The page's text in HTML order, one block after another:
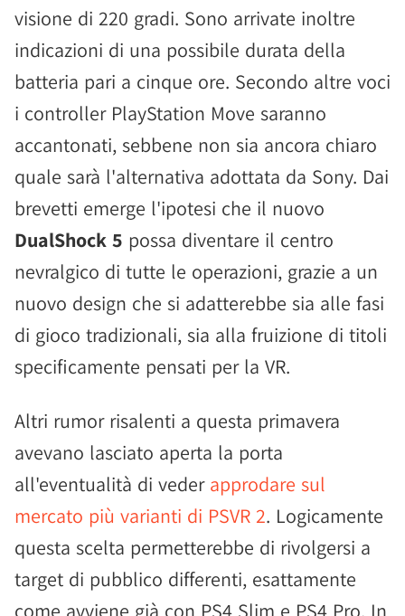
visione di 220 gradi. Sono arrivate inoltre
indicazioni di una possibile durata della
batteria pari a cinque ore. Secondo altre voci
i controller PlayStation Move saranno
accantonati, sebbene non sia ancora chiaro
quale sarà l'alternativa adottata da Sony. Dai
brevetti emerge l'ipotesi che il nuovo
DualShock 5 possa diventare il centro
nevralgico di tutte le operazioni, grazie a un
nuovo design che si adatterebbe sia alle fasi
di gioco tradizionali, sia alla fruizione di titoli
specificamente pensati per la VR.
Altri rumor risalenti a questa primavera
avevano lasciato aperta la porta
all'eventualità di veder approdare sul
mercato più varianti di PSVR 2. Logicamente
questa scelta permetterebbe di rivolgersi a
target di pubblico differenti, esattamente
come avviene già con PS4 Slim e PS4 Pro. In